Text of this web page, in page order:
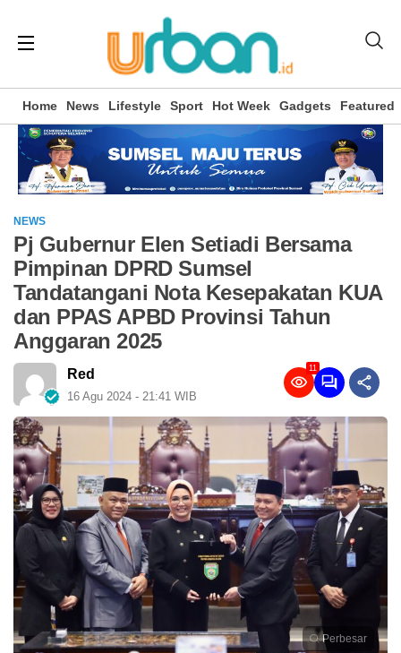
Home News Lifestyle Sport Hot Week Gadgets Featured
NEWS
Pj Gubernur Elen Setiadi Bersama
Pimpinan DPRD Sumsel
Tandatangani Nota Kesepakatan KUA
dan PPAS APBD Provinsi Tahun
Anggaran 2025
Red
16 Agu 2024 - 21:41 WIB
11
Perbesar